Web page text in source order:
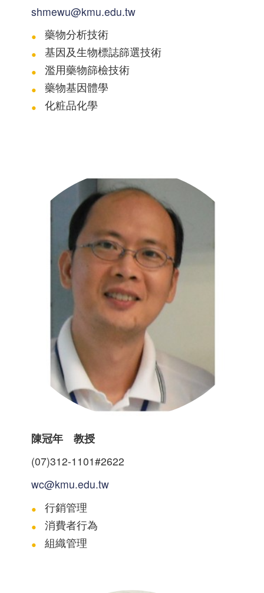
shmewu@kmu.edu.tw
藥物分析技術
基因及生物標誌篩選技術
濫用藥物篩檢技術
藥物基因體學
化粧品化學
陳冠年 教授
(07)312-1101#2622
wc@kmu.edu.tw
行銷管理
消費者行為
組織管理